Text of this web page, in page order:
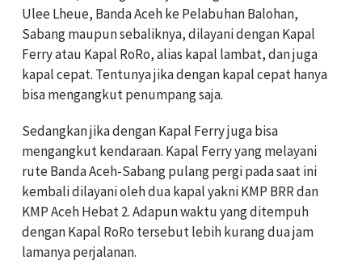
Ulee Lheue, Banda Aceh ke Pelabuhan Balohan,
Sabang maupun sebaliknya, dilayani dengan Kapal
Ferry atau Kapal RoRo, alias kapal lambat, dan juga
kapal cepat. Tentunya jika dengan kapal cepat hanya
bisa mengangkut penumpang saja.
Sedangkan jika dengan Kapal Ferry juga bisa
mengangkut kendaraan. Kapal Ferry yang melayani
rute Banda Aceh-Sabang pulang pergi pada saat ini
kembali dilayani oleh dua kapal yakni KMP BRR dan
KMP Aceh Hebat 2. Adapun waktu yang ditempuh
dengan Kapal RoRo tersebut lebih kurang dua jam
lamanya perjalanan.